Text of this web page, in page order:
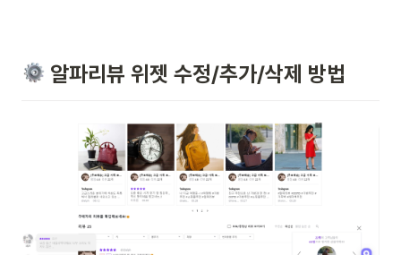
알파리뷰 위젯 수정/추가/삭제 방법